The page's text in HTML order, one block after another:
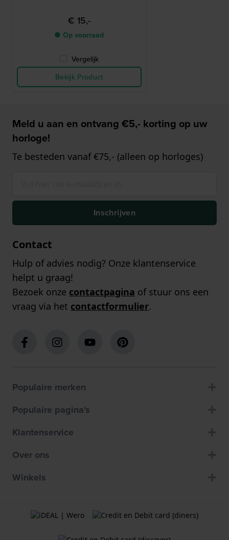
€ 15,-
● Op voorraad
Vergelijk
Bekijk Product
Meld u aan en ontvang €5,- korting op uw
horloge!
Te besteden vanaf €75,- (alleen op horloges)
Inschrijven
Contact
Hulp of advies nodig? Onze klantenservice
helpt u graag!
Bezoek onze contactpagina of stuur ons een
vraag via het contactformulier.
Populaire merken
Populaire pagina's
Klantenservice
Over ons
Winkels